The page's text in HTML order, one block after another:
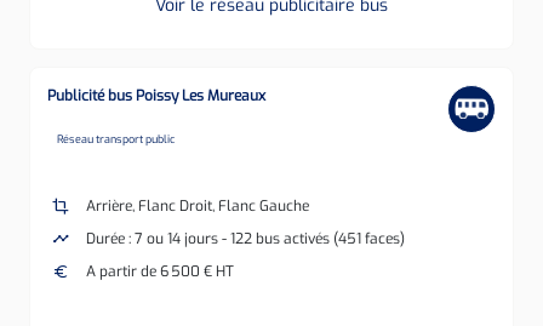
Voir le réseau publicitaire bus
Publicité bus Poissy Les Mureaux
none
Réseau transport public
crop
Arrière, Flanc Droit, Flanc Gauche
timeline
Durée : 7 ou 14 jours - 122 bus activés (451 faces)
euro
A partir de 6 500 € HT